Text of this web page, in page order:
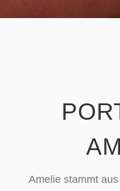
Amelie stammt